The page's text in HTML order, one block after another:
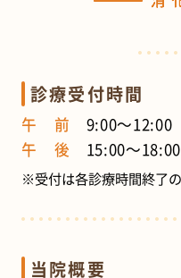
診療受付時間
午 前 9:00～12:00
午 後 15:00～18:00
※受付は各診療時間終了の
当院概要